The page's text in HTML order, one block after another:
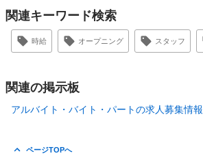
関連キーワード検索
時給 オープニング スタッフ
関連の掲示板
アルバイト・バイト・パートの求人募集情報
ページTOPへ